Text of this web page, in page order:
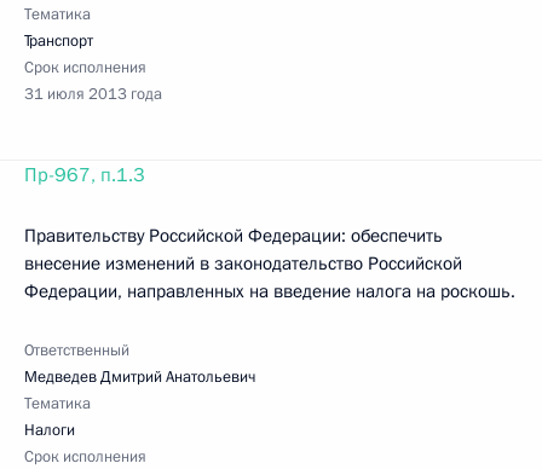
Тематика
Транспорт
Срок исполнения
31 июля 2013 года
Пр-967, п.1.3
Правительству Российской Федерации: обеспечить
внесение изменений в законодательство Российской
Федерации, направленных на введение налога на роскошь.
Ответственный
Медведев Дмитрий Анатольевич
Тематика
Налоги
Срок исполнения